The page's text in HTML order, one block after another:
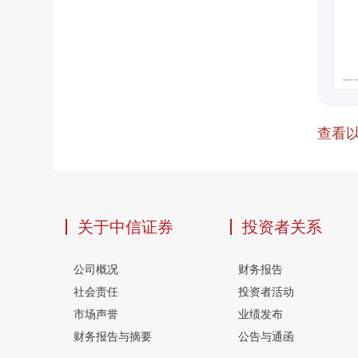
查看
关于中信证券
公司概况
社会责任
市场声誉
财务报告与摘要
投资者关系
财务报告
投资者活动
业绩发布
公告与通函